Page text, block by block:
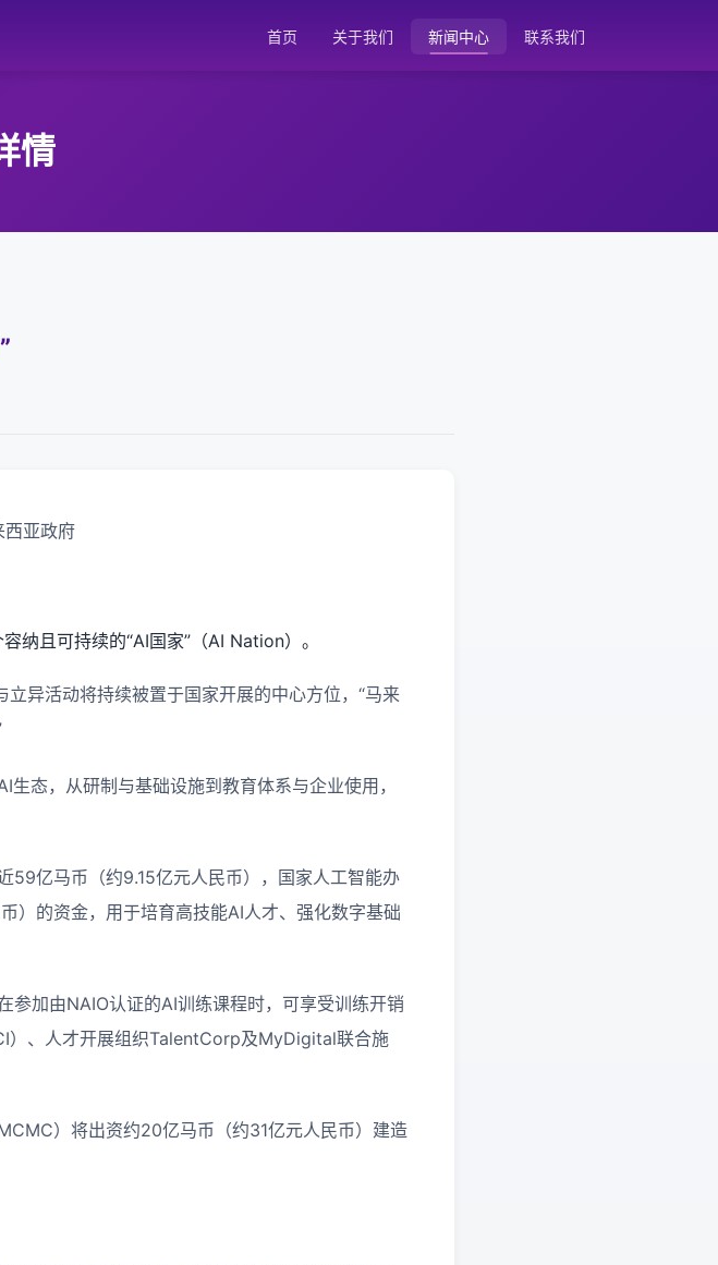
首页 关于我们 新闻中心 联系我们
情
亚政府
且可持续的“AI国家”（AI Nation）。
异活动将持续被置于国家开展的中心方位，“马来
态，从研制与基础设施到教育体系与企业使用，
59亿马币（约9.15亿元人民币），国家人工智能办
）的资金，用于培育高技能AI人才、强化数字基础
参加由NAIO认证的AI训练课程时，可享受训练开销
）、人才开展组织TalentCorp及MyDigital联合施
）将出资约20亿马币（约31亿元人民币）建造